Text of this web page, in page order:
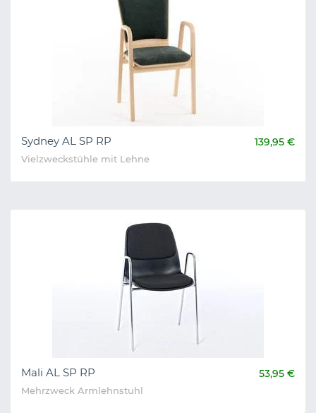
Sydney AL SP RP 139,95 €
Vielzweckstühle mit Lehne
Mali AL SP RP 53,95 €
Mehrzweck Armlehnstuhl